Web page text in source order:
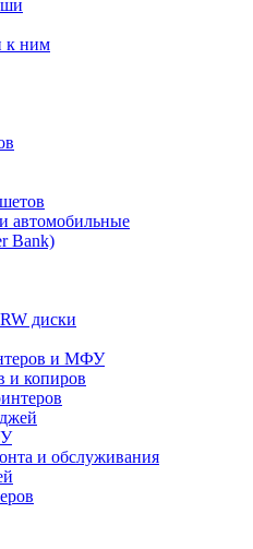
к ним
автомобильные
Bank)
диски
и МФУ
и копиров
и обслуживания